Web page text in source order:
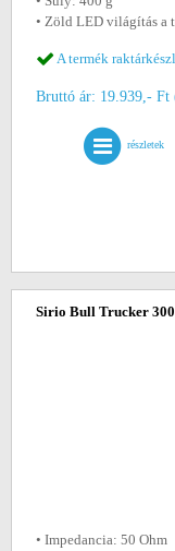
• Zöld LED világítás a
A termék
Bruttó ár: 19.939,- Ft
részletek
Sirio Bull Trucker
• Impedancia: 50 Ohm